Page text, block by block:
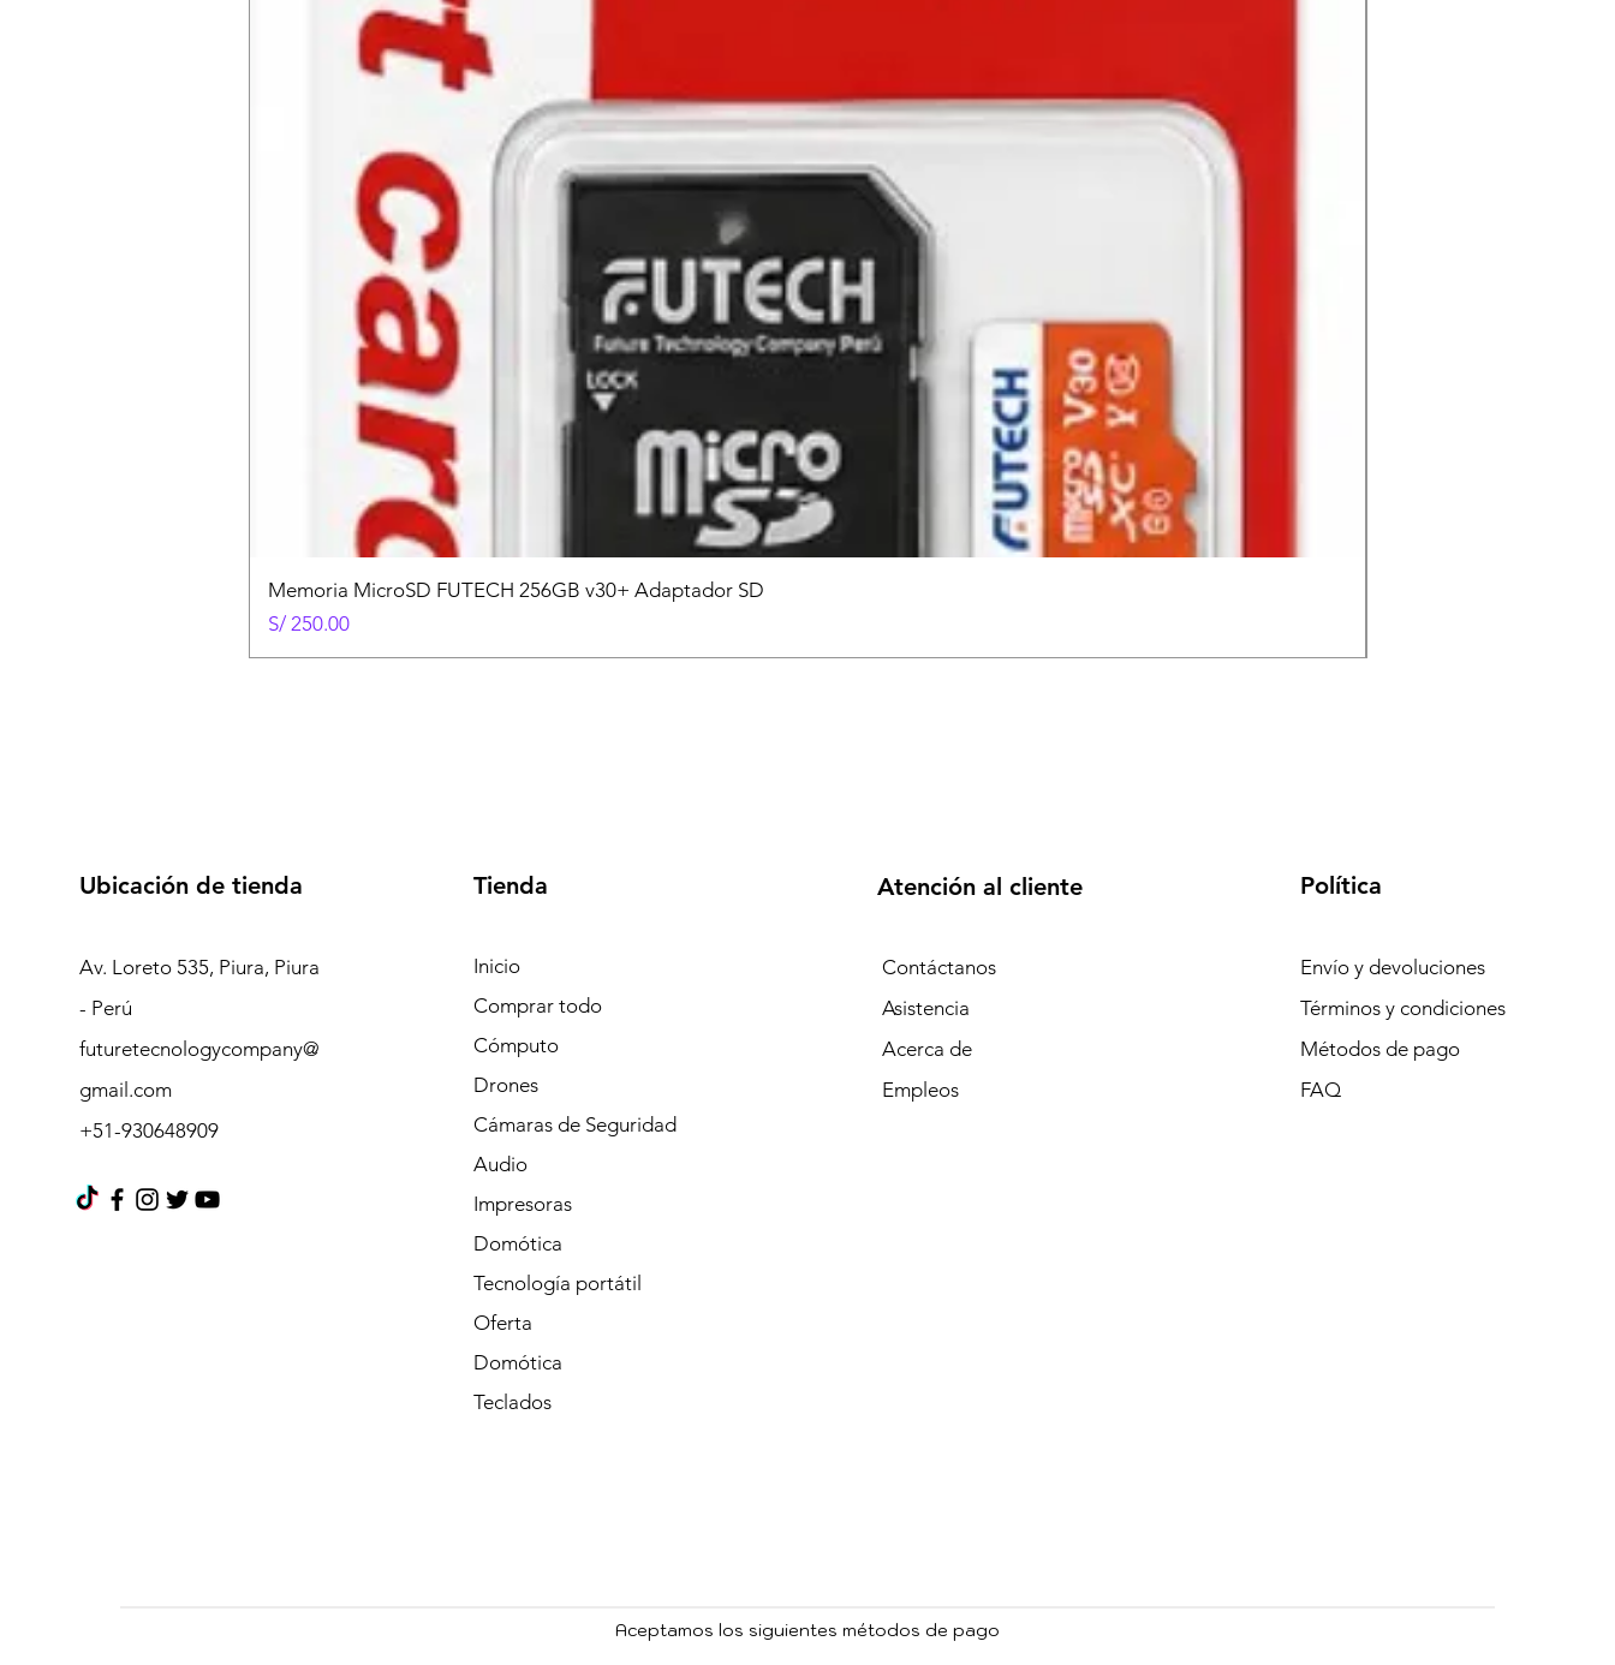
Memoria MicroSD FUTECH 256GB v30+ Adaptador SD
Precio
S/ 250.00
Ubicación de tienda
Av. Loreto 535, Piura, Piura
- Perú
futuretecnologycompany@
gmail.com
+51-930648909
Tienda
Inicio
Comprar todo
Cómputo
Drones
Cámaras de Seguridad
Audio
Impresoras
Domótica
Tecnología portátil
Oferta
Domótica
Teclados
Atención al cliente
Contáctanos
Asistencia
Acerca de
Empleos
Política
Envío y devoluciones
Términos y condiciones
Métodos de pago
FAQ
Aceptamos los siguientes métodos de pago